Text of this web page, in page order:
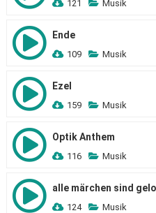
121 Musik
Ende
109 Musik
Ezel
159 Musik
Optik Anthem
116 Musik
alle märchen sind
124 Musik